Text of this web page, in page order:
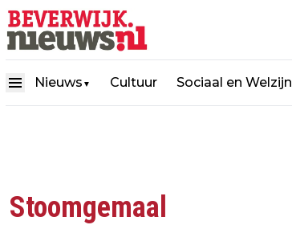
Nieuws ▼ Cultuur Sociaal en Welzijn
Stoomgemaal